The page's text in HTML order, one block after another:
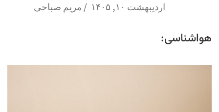
اردیبهشت ۱۰, ۱۴۰۵ مریم صباحی
هواشناسی: